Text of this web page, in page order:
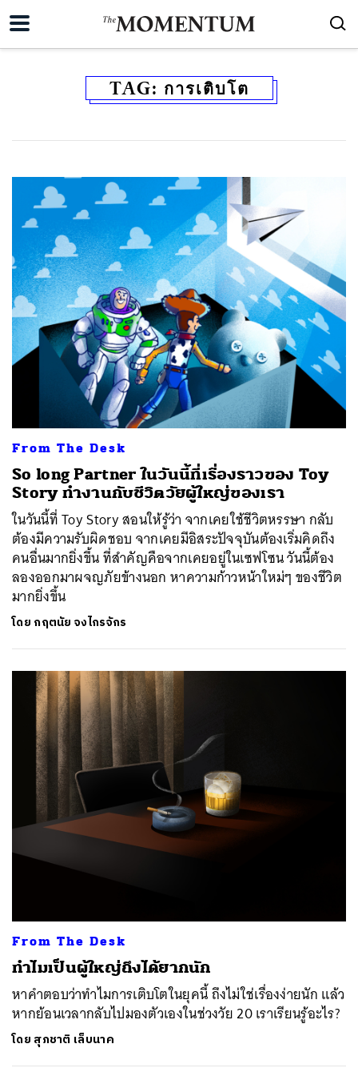
TAG: การเติบโต
From The Desk
So long Partner ในวันนี้ที่เรื่องราวของ Toy
Story ทำงานกับชีวิตวัยผู้ใหญ่ของเรา
ในวันนี้ที่ Toy Story สอนให้รู้ว่า จากเคยใช้ชีวิตหรรษา กลับ
ต้องมีความรับผิดชอบ จากเคยมีอิสระปัจจุบันต้องเริ่มคิดถึง
คนอื่นมากยิ่งขึ้น ที่สำคัญคือจากเคยอยู่ในเซฟโซน วันนี้ต้อง
ลองออกมาผจญภัยข้างนอก หาความก้าวหน้าใหม่ๆ ของชีวิต
มากยิ่งขึ้น
โดย กฤตนัย จงไกรจักร
From The Desk
ทำไมเป็นผู้ใหญ่ถึงได้ยากนัก
หาคำตอบว่าทำไมการเติบโตในยุคนี้ ถึงไม่ใช่เรื่องง่ายนัก แล้ว
หากย้อนเวลากลับไปมองตัวเองในช่วงวัย 20 เราเรียนรู้อะไร?
โดย สุภชาติ เล็บนาค